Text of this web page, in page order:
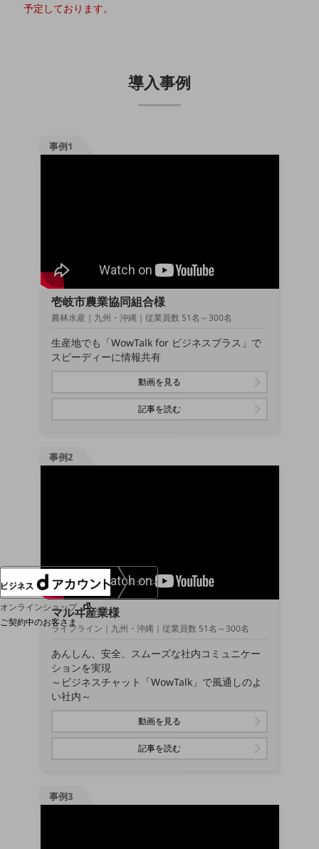
重要なお知らせ
サステナビリティ基本方針
採用情報TOP
人材育成制度
ログイン
オンラインショップ
ご契約中のお客さま
サービス別サポート情報
Web明細(ビリングステーション)
予定しております。
導入事例
事例1
壱岐市農業協同組合様
農林水産｜九州・沖縄｜従業員数 51名～300名
生産地でも「WowTalk for ビジネスプラス」で
スピーディーに情報共有
動画を見る
記事を読む
事例2
マルヰ産業様
ライフライン｜九州・沖縄｜従業員数 51名～300名
あんしん、安全、スムーズな社内コミュニケー
ションを実現
～ビジネスチャット「WowTalk」で風通しのよ
い社内～
動画を見る
記事を読む
事例3